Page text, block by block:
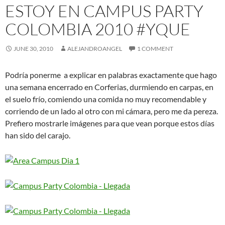
ESTOY EN CAMPUS PARTY
COLOMBIA 2010 #YQUE
JUNE 30, 2010 ALEJANDROANGEL 1 COMMENT
Podría ponerme a explicar en palabras exactamente que hago
una semana encerrado en Corferias, durmiendo en carpas, en
el suelo frío, comiendo una comida no muy recomendable y
corriendo de un lado al otro con mi cámara, pero me da pereza.
Prefiero mostrarle imágenes para que vean porque estos días
han sido del carajo.